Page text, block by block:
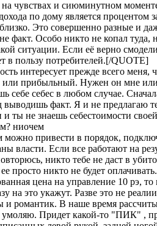
на чувствах и сиюминутном
по дому является процентом
Это совершенно разные и
факт. Особо никто не копал туда,
ситуации. Если её верно
в пользу потребителей.[/QUOTE]
интересует прежде всего
или прибыльный. Нужен он мне или
себе себес в любом случае.
выводишь факт. Я и не предлагаю
и ты не знаешь себестоимости
ниочем
привести в порядок,
власти. Если все работают на
никто тебе не даст в
просто никто не будет
цена на управление 10 рэ,
на это укажут. Разве это не
и романтик. В наше время
Придет какой-то "ПИК" ,